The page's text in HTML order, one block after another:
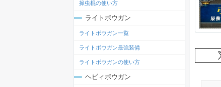
操虫棍の使い方
ライトボウガン
ライトボウガン一覧
ライトボウガン最強装備
ライトボウガンの使い方
ヘビィボウガン